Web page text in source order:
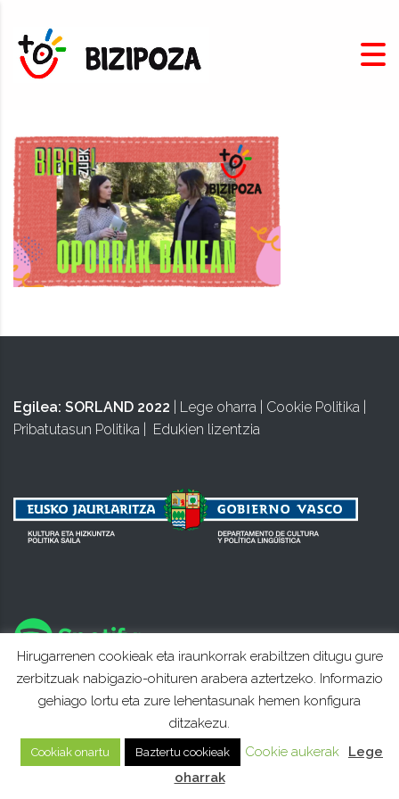
Egilea: SORLAND 2022 Lege oharra Cookie Politika
Pribatutasun Politika
Edukien lizentzia
Hirugarrenen cookieak eta iraunkorrak erabiltzen ditugu gure
zerbitzuak nabigazio-ohituren arabera aztertzeko. Informazio
gehiago lortu eta zure lehentasunak hemen konfigura
ditzakezu.
Cookiak onartu Baztertu cookieak Cookie aukerak
Lege
oharrak